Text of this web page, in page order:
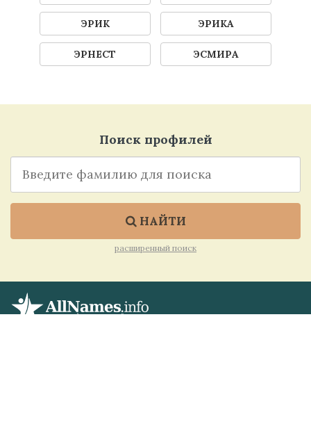
ЭРИК ЭРИКА
ЭРНЕСТ ЭСМИРА
Поиск профилей
НАЙТИ
расширенный поиск